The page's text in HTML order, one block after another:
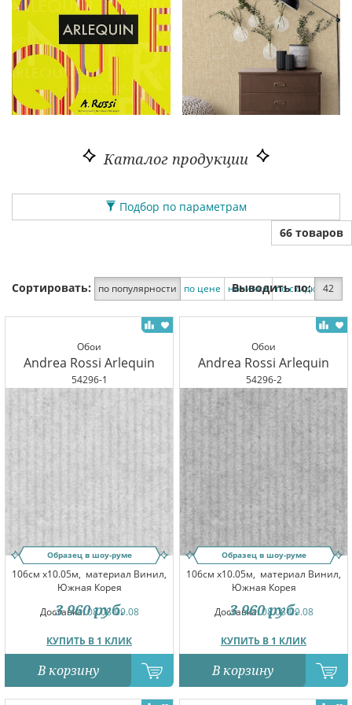
Каталог продукции
Подбор по параметрам
66 товаров
Сортировать: по популярности по цене новинки по скидке
Выводить по: 42
Обои
Andrea Rossi Arlequin
54296-1
Образец в шоу-руме
106см x10.05м, материал Винил,
Южная Корея
Доставка:08.08-09.08
КУПИТЬ В 1 КЛИК
3 960 руб.
В корзину
Обои
Andrea Rossi Arlequin
54296-2
Образец в шоу-руме
106см x10.05м, материал Винил,
Южная Корея
Доставка:08.08-09.08
КУПИТЬ В 1 КЛИК
3 960 руб.
В корзину